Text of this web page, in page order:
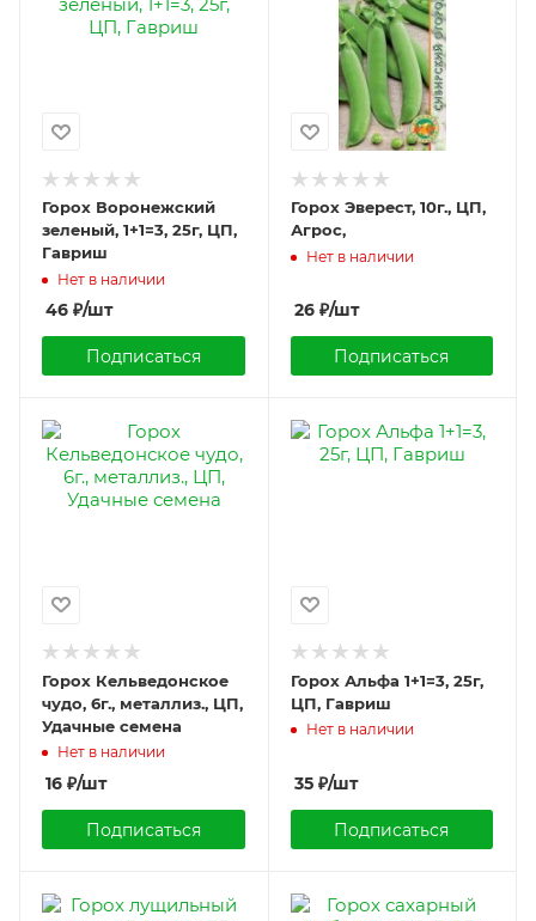
Горох Воронежский
зеленый, 1+1=3, 25г, ЦП,
Гавриш
Нет в наличии
46 ₽/шт
Подписаться
Горох Эверест, 10г., ЦП,
Агрос,
Нет в наличии
26₽/шт
Подписаться
Горох Кельведонское
чудо, 6г., металлиз., ЦП,
Удачные семена
Нет в наличии
16 ₽/шт
Подписаться
Горох Альфа 1+1=3, 25г,
ЦП, Гавриш
Нет в наличии
35₽/шт
Подписаться